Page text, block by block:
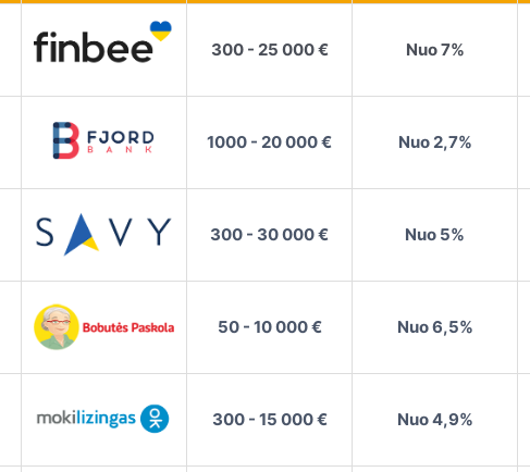
300 - 25 000 € Nuo 7%
1000 - 20 000 € Nuo 2,7%
300 - 30 000 € Nuo 5%
50 - 10 000 € Nuo 6,5%
300 - 15 000 € Nuo 4,9%